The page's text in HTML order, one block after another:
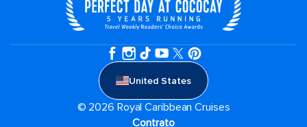
United States
© 2026 Royal Caribbean Cruises
Contrato